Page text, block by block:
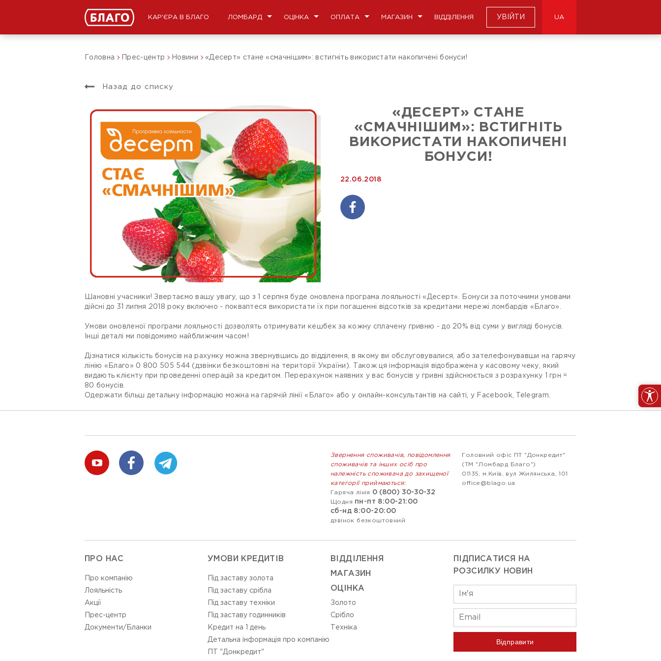
КАР'ЄРА В БЛАГО ЛОМБАРД ОЦІНКА ОПЛАТА МАГАЗИН ВІДДІЛЕННЯ УВІЙТИ UA
Головна Прес-центр Новини «Десерт» стане «смачнішим»: встигніть використати накопичені бонуси!
Назад до списку
«ДЕСЕРТ» СТАНЕ
«СМАЧНІШИМ»: ВСТИГНІТЬ
ВИКОРИСТАТИ НАКОПИЧЕНІ
БОНУСИ!
22.06.2018
Шановні учасники! Звертаємо вашу увагу, що з 1 серпня буде оновлена програма лояльності «Десерт». Бонуси за поточними умовами
дійсні до 31 липня 2018 року включно - покваптеся використати їх при погашенні відсотків за кредитами мережі ломбардів «Благо».
Умови оновленої програми лояльності дозволять отримувати кешбек за кожну сплачену гривню - до 20% від суми у вигляді бонусів.
Інші деталі ми повідомимо найближчим часом!
Дізнатися кількість бонусів на рахунку можна звернувшись до відділення, в якому ви обслуговувалися, або зателефонувавши на гарячу
лінію «Благо» 0 800 505 544 (дзвінки безкоштовні на території України). Також ця інформація відображена у касовому чеку, який
видають клієнту при проведенні операцій за кредитом. Перерахунок наявних у вас бонусів у гривні здійснюється з розрахунку 1 грн =
80 бонусів.
Одержати більш детальну інформацію можна на гарячій лінії «Благо» або у онлайн-консультантів на сайті, у Facebook, Telegram.
Звернення споживачів, повідомлення
споживачів та інших осіб про
належність споживача до захищеної
категорії приймаються:
Гаряча лінія
0 (800) 30-30-32
Щодня пн-пт 8:00-21:00
сб-нд 8:00-20:00
дзвінок безкоштовний
Головний офіс ПТ "Донкредит"
(ТМ "Ломбард Благо")
01135, м.Київ, вул Жилянська, 101
office@blago.ua
ПРО НАС
Про компанію
Лояльність
Акції
Прес-центр
Документи/Бланки
УМОВИ КРЕДИТІВ
Під заставу золота
Під заставу срібла
Під заставу техніки
Під заставу годинників
Кредит на 1 день
Детальна інформація про компанію
ПТ "Донкредит"
ВIДДIЛЕННЯ
МАГАЗИН
ОЦIНКА
Золото
Срiбло
Технiка
ПІДПИСАТИСЯ НА
РОЗСИЛКУ НОВИН
Відправити